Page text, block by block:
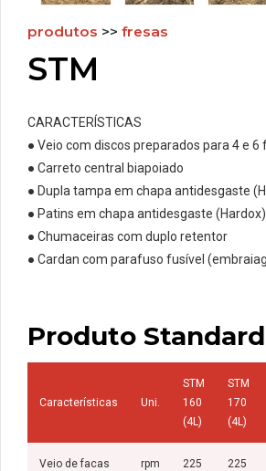
produtos >> fresas
STM
CARACTERÍSTICAS
● Veio com discos preparados para 4 e 6
● Carreto central biapoiado
● Dupla tampa em chapa antidesgaste
● Patins em chapa antidesgaste (Hardox)
● Chumaceiras com duplo retentor
● Cardan com parafuso fusível
Produto Standard
Características Uni.
STM
160
(4L)
STM
170
(4L)
Veio de facas rpm 225 225